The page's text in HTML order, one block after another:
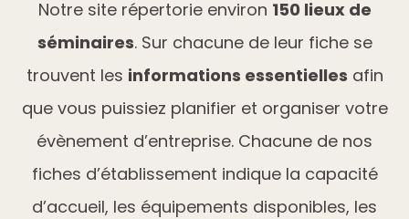
Notre site répertorie environ 150 lieux de
séminaires. Sur chacune de leur fiche se
trouvent les informations essentielles afin
que vous puissiez planifier et organiser votre
évènement d’entreprise. Chacune de nos
fiches d’établissement indique la capacité
d’accueil, les équipements disponibles, les